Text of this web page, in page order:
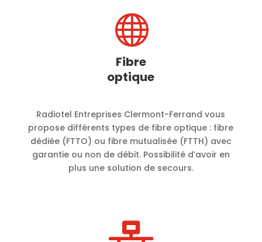

Fibre
optique
Radiotel Entreprises Clermont-Ferrand vous
propose différents types de fibre optique : fibre
dédiée (FTTO) ou fibre mutualisée (FTTH) avec
garantie ou non de débit. Possibilité d’avoir en
plus une solution de secours.